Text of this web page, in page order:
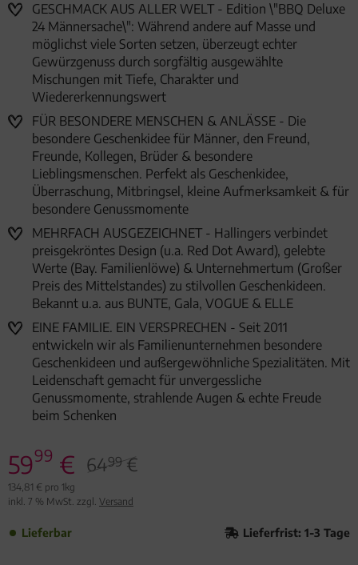
GESCHMACK AUS ALLER WELT - Edition \"BBQ Deluxe
24 Männersache\": Während andere auf Masse und
möglichst viele Sorten setzen, überzeugt echter
Gewürzgenuss durch sorgfältig ausgewählte
Mischungen mit Tiefe, Charakter und
Wiedererkennungswert
FÜR BESONDERE MENSCHEN & ANLÄSSE - Die
besondere Geschenkidee für Männer, den Freund,
Freunde, Kollegen, Brüder & besondere
Lieblingsmenschen. Perfekt als Geschenkidee,
Überraschung, Mitbringsel, kleine Aufmerksamkeit & für
besondere Genussmomente
MEHRFACH AUSGEZEICHNET - Hallingers verbindet
preisgekröntes Design (u.a. Red Dot Award), gelebte
Werte (Bay. Familienlöwe) & Unternehmertum (Großer
Preis des Mittelstandes) zu stilvollen Geschenkideen.
Bekannt u.a. aus BUNTE, Gala, VOGUE & ELLE
EINE FAMILIE. EIN VERSPRECHEN - Seit 2011
entwickeln wir als Familienunternehmen besondere
Geschenkideen und außergewöhnliche Spezialitäten. Mit
Leidenschaft gemacht für unvergessliche
Genussmomente, strahlende Augen & echte Freude
beim Schenken
5999 € 6499€
134,81 € pro 1kg
inkl. 7 % MwSt. zzgl. Versand
Lieferbar Lieferfrist: 1-3 Tage